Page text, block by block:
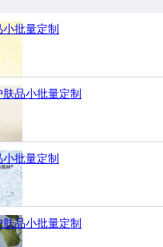
批量定制
品小批量定制
批量定制
品小批量定制